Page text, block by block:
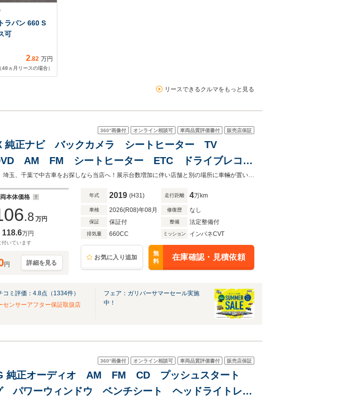
ラパン 660 S
可
2.82 万円
（48 ヵ月リースの場合）
リースできるクルマをもっと見る
360°画像付 オンライン相談可 車両品質評価書付 販売店保証
純正ナビ バックカメラ シートヒーター TV
AM FM シートヒーター ETC ドライブレコー
ステム 純正LED 純正アルミホイール
本体価格
.8 万円
118.6万円
付いています
円 詳細を見る
年式 2019 (H31) 走行距離 4万km
車検 2026(R08)年08月 修復歴 なし
保証 保証付 整備 法定整備付
排気量 660CC ミッション インパネCVT
お気に入り追加
無
料
在庫確認・見積依頼
コミ評価： 4.8点（ 1334件）
センサーアフター保証取扱店
フェア：ガリバーサマーセール実施
中！
360°画像付 オンライン相談可 車両品質評価書付 販売店保証
G 純正オーディオ AM FM CD プッシュスタート
パワーウィンドウ ベンチシート ヘッドライトレベ